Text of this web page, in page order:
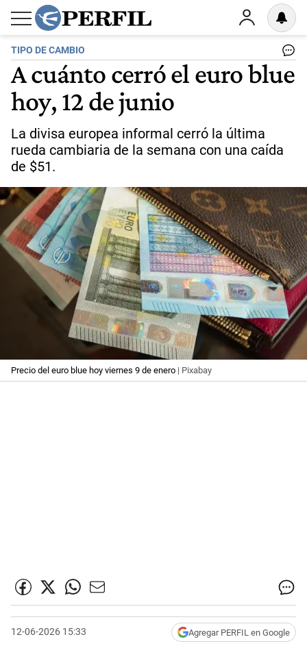
TIPO DE CAMBIO
A cuánto cerró el euro blue
hoy, 12 de junio
La divisa europea informal cerró la última
rueda cambiaria de la semana con una caída
de $51.
Precio del euro blue hoy viernes 9 de enero | Pixabay
12-06-2026 15:33 Agregar PERFIL en Google